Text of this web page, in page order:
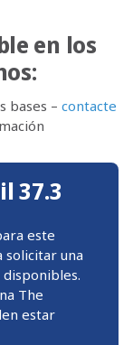
en los
bases – contacte
37.3
este
solicitar una
The
estar